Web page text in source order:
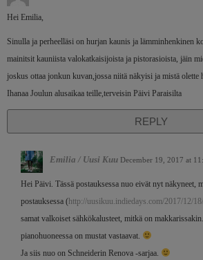
Hei Emilia,
Sinulla ja perheelläsi on hurjan kaunis ja lämminhenkinen
mainitsit kauniista valokatkaisijoista ja pistorasioista, jäin
joskus ottaa jonkun kuvan,jossa niitä näkyisi ja mistä olette
Ihanaa Joulun alusaikaa teille,terveisin Päivi Paraisilta
REPLY
Emilia / Uusi Kuu December 19, 2017 at
Hei Päivi. Tässä postauksessa nuo eivät nyt näkyneet,
postauksessa (http://uusikuu.indiedays.com/2017/12/
samat valkoiset sähkökalusteet, mitkä on
pianohuoneessa on mustat vastaavat.
Ja siis nuo on Schneiderin Renova -sarjaa.